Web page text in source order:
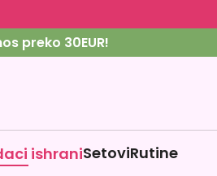
preko 30EUR!
ishraniSetoviRutine